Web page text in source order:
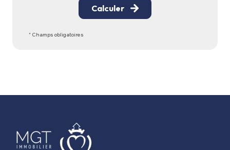
Calculer
* Champs obligatoires